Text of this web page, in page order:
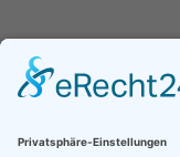
45659